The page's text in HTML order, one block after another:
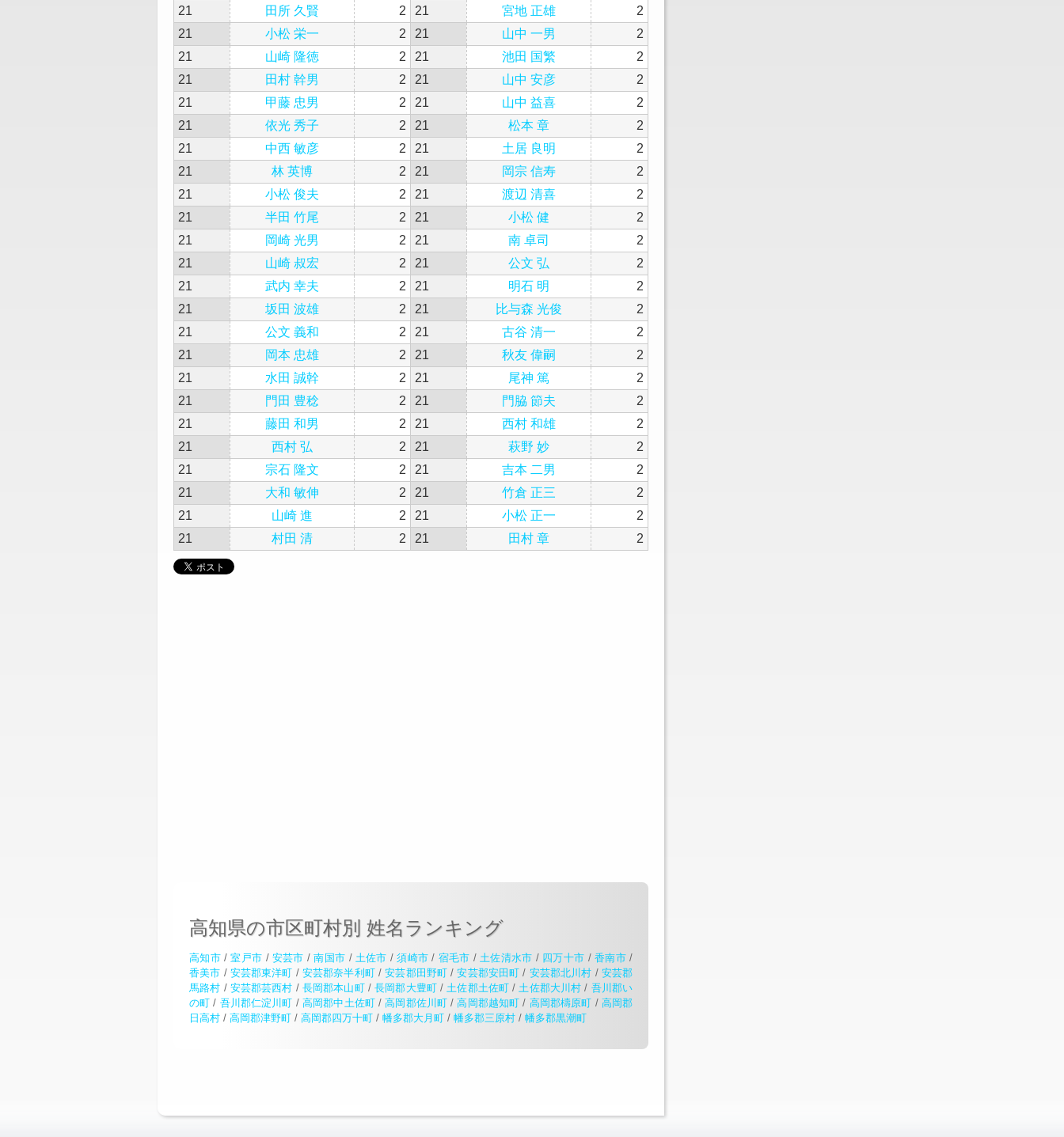
21
田所 久賢 2 21 宮地 正雄
2
21
小松 栄一 2 21 山中 一男
2
21
山崎 隆徳 2 21 池田 国繁
2
21
田村 幹男 2 21 山中 安彦
2
21
甲藤 忠男 2 21 山中 益喜
2
21
依光 秀子 2 21 松本 章
2
21
中西 敏彦 2 21 土居 良明
2
21
林 英博 2 21 岡宗 信寿
2
21
小松 俊夫 2 21 渡辺 清喜
2
21
半田 竹尾 2 21 小松 健
2
21
岡崎 光男 2 21 南 卓司
2
21
山崎 叔宏 2 21 公文 弘
2
21
武内 幸夫 2 21 明石 明
2
21
坂田 波雄 2 21 比与森 光俊
2
21
公文 義和 2 21 古谷 清一
2
21
岡本 忠雄 2 21 秋友 偉嗣
2
21
水田 誠幹 2 21 尾神 篤
2
21
門田 豊稔 2 21 門脇 節夫
2
21
藤田 和男 2 21 西村 和雄
2
21
西村 弘 2 21 萩野 妙
2
21
宗石 隆文 2 21 吉本 二男
2
21
大和 敏伸 2 21 竹倉 正三
2
21
山崎 進 2 21 小松 正一
2
21
村田 清 2 21 田村 章 2
高知県の市区町村別 姓名ランキング
高知市/室戸市 / 安芸市 /南国市 / 土佐市 /須崎市 / 宿毛市 / 土佐清水市 / 四万十市 / 香南市/
香美市 / 安芸郡東洋町 / 安芸郡奈半利町/安芸郡田野町 /安芸郡安田町 / 安芸郡北川村 / 安芸郡
馬路村 / 安芸郡芸西村 / 長岡郡本山町/長岡郡大豊町/ 土佐郡土佐町 / 土佐郡大川村 / 吾川郡い
の町 / 吾川郡仁淀川町 / 高岡郡中土佐町/高岡郡佐川町 /高岡郡越知町 / 高岡郡檮原町 / 高岡郡
日高村 / 高岡郡津野町 / 高岡郡四万十町 / 幡多郡大月町 / 幡多郡三原村 / 幡多郡黒潮町